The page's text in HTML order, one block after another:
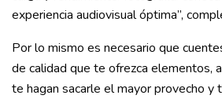
experiencia audiovisual óptima’’,
Por lo mismo es necesario que
de calidad que te ofrezca elementos,
te hagan sacarle el mayor provecho y